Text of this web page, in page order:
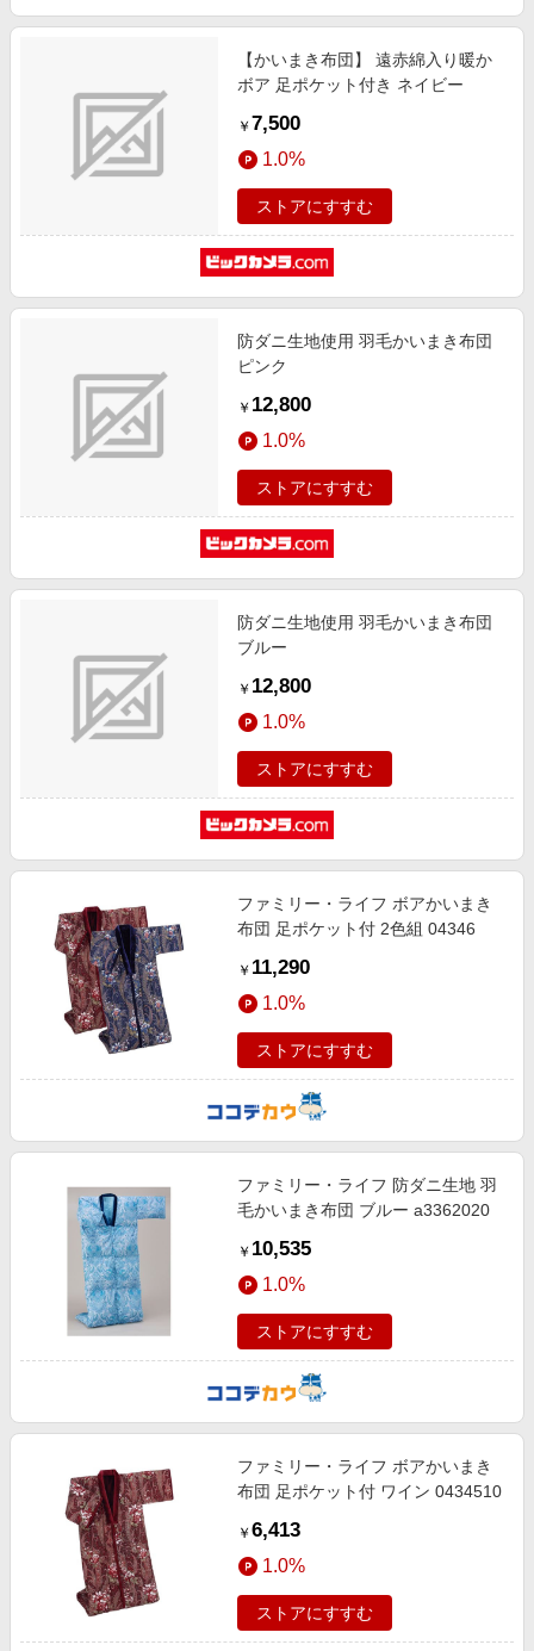
【かいまき布団】 遠赤綿入り暖か
ボア 足ポケット付き ネイビー
￥ 7,500
1.0%
ストアにすすむ
防ダニ生地使用 羽毛かいまき布団
ピンク
￥ 12,800
1.0%
ストアにすすむ
防ダニ生地使用 羽毛かいまき布団
ブルー
￥ 12,800
1.0%
ストアにすすむ
ファミリー・ライフ ボアかいまき
布団 足ポケット付 2色組 04346
￥ 11,290
1.0%
ストアにすすむ
ファミリー・ライフ 防ダニ生地 羽
毛かいまき布団 ブルー a3362020
￥ 10,535
1.0%
ストアにすすむ
ファミリー・ライフ ボアかいまき
布団 足ポケット付 ワイン 0434510
￥ 6,413
1.0%
ストアにすすむ